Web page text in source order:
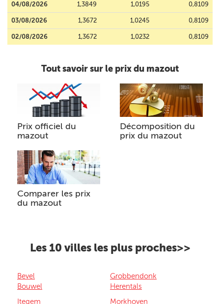
04/08/2026 1,3849 1,0195 0,8109
03/08/2026 1,3672 1,0245 0,8109
02/08/2026 1,3672 1,0232 0,8109
Tout savoir sur le prix du mazout
Prix officiel du
mazout
Décomposition du
prix du mazout
Comparer les prix
du mazout
Les 10 villes les plus proches>>
Bevel
Bouwel
Grobbendonk
Herentals
Itegem
Morkhoven